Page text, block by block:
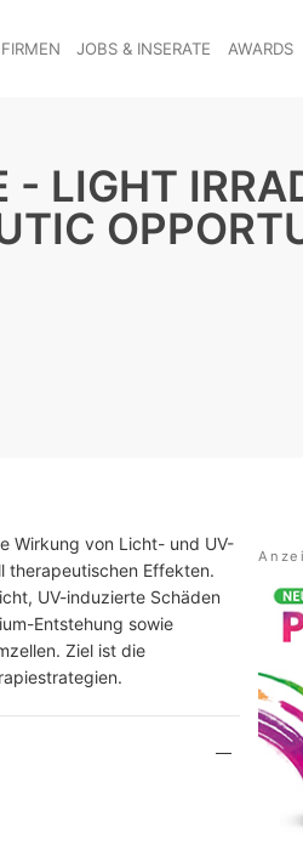
JOBS & INSERATE AWARDS
- LIGHT
Wirkung von Licht- und UV-
therapeutischen Effekten.
UV-induzierte Schäden
Entstehung sowie
Ziel ist die